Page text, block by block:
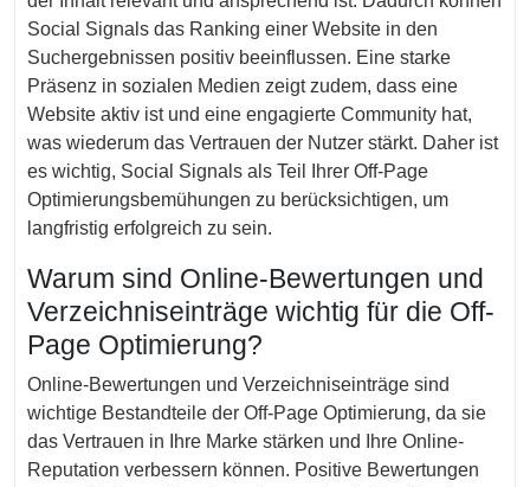
Social Signals das Ranking einer Website in den
Suchergebnissen positiv beeinflussen. Eine starke
Präsenz in sozialen Medien zeigt zudem, dass eine
Website aktiv ist und eine engagierte Community hat,
was wiederum das Vertrauen der Nutzer stärkt. Daher ist
es wichtig, Social Signals als Teil Ihrer Off-Page
Optimierungsbemühungen zu berücksichtigen, um
langfristig erfolgreich zu sein.
Warum sind Online-Bewertungen und
Verzeichniseinträge wichtig für die Off-
Page Optimierung?
Online-Bewertungen und Verzeichniseinträge sind
wichtige Bestandteile der Off-Page Optimierung, da sie
das Vertrauen in Ihre Marke stärken und Ihre Online-
Reputation verbessern können. Positive Bewertungen